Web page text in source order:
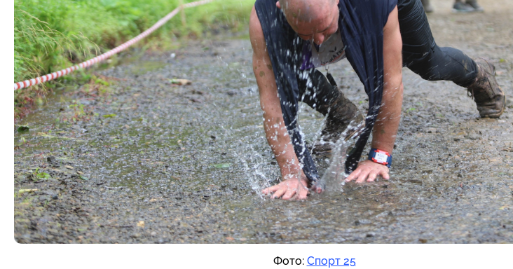
Фото: Спорт 25